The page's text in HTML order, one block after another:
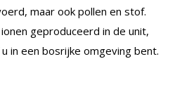
maar ook pollen en stof.
geproduceerd in de unit,
in een bosrijke omgeving bent.